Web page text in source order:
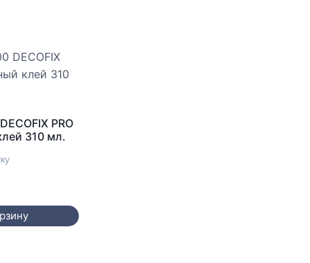
PRO
310 мл.